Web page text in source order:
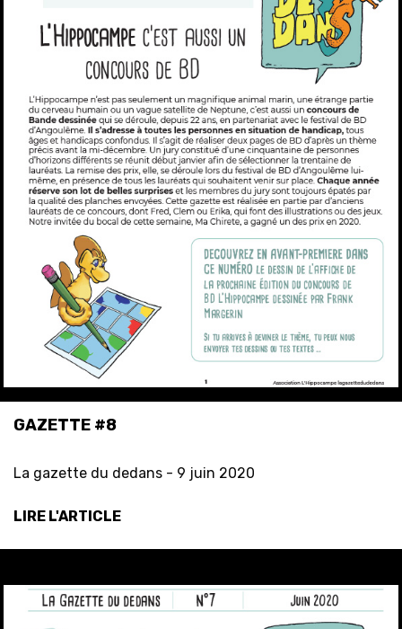
GAZETTE #8
La gazette du dedans - 9 juin 2020
LIRE L'ARTICLE